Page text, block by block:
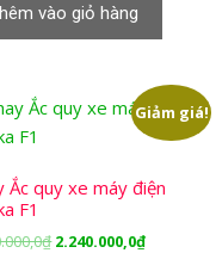
2.700.000,0₫.
vào giỏ hàng
Giảm giá!
Ắc quy xe máy điện
F1
₫ Giá
2.240.000,0₫Giá